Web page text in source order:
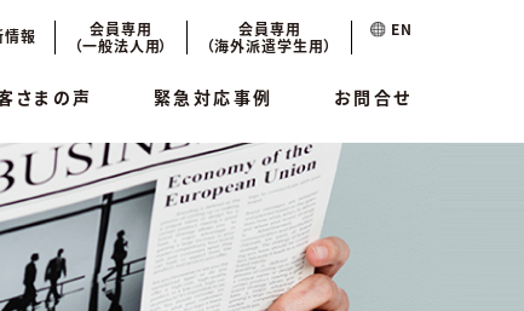
情報
会員専用
（一般法人用）
会員専用
（海外派遣学生用）
EN
さまの声 緊急対応事例 お問合せ